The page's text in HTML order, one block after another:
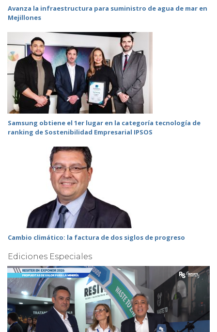
Avanza la infraestructura para suministro de agua de mar en
Mejillones
Samsung obtiene el 1er lugar en la categoría tecnología de
ranking de Sostenibilidad Empresarial IPSOS
Cambio climático: la factura de dos siglos de progreso
Ediciones Especiales